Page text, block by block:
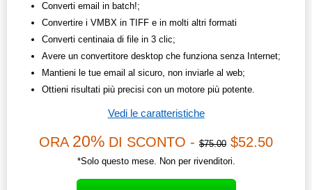
Converti email in batch!;
Convertire i VMBX in TIFF e in molti altri formati
Converti centinaia di file in 3 clic;
Avere un convertitore desktop che funziona senza Internet;
Mantieni le tue email al sicuro, non inviarle al web;
Ottieni risultati più precisi con un motore più potente.
Vedi le caratteristiche
ORA 20% DI SCONTO - $75.00 $52.50
*Solo questo mese. Non per rivenditori.